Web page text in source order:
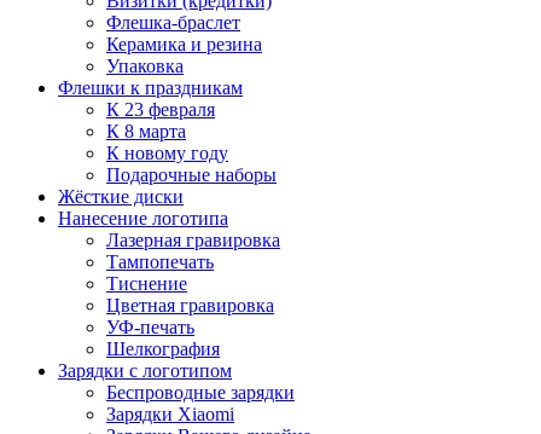
Флешка-браслет
Керамика и резина
Упаковка
Флешки к праздникам
К 23 февраля
К 8 марта
К новому году
Подарочные наборы
Жёсткие диски
Нанесение логотипа
Лазерная гравировка
Тампопечать
Тиснение
Цветная гравировка
УФ-печать
Шелкография
Зарядки с логотипом
Беспроводные зарядки
Зарядки Xiaomi